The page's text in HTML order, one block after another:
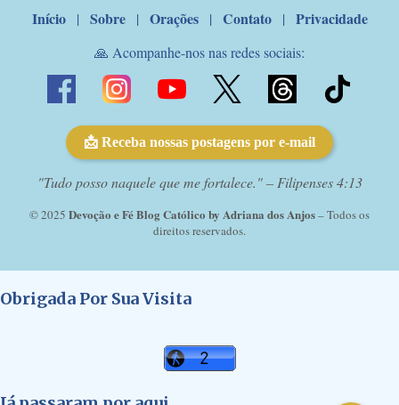
Início | Sobre | Orações | Contato | Privacidade
🙏 Acompanhe-nos nas redes sociais:
📩 Receba nossas postagens por e-mail
"Tudo posso naquele que me fortalece." – Filipenses 4:13
© 2025 Devoção e Fé Blog Católico by Adriana dos Anjos– Todos os
direitos reservados.
Obrigada Por Sua Visita